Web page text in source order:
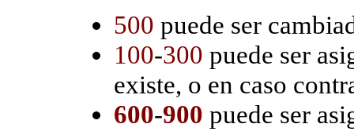
500 puede ser
100-300 puede ser
existe, o en caso
600-900 puede ser